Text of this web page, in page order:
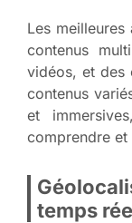
Les
contenus
vidéos, et des
contenus
et
comprendre et
temps